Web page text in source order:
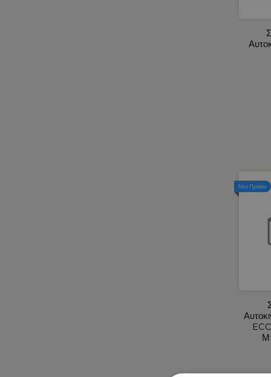
Νέο Προϊόν